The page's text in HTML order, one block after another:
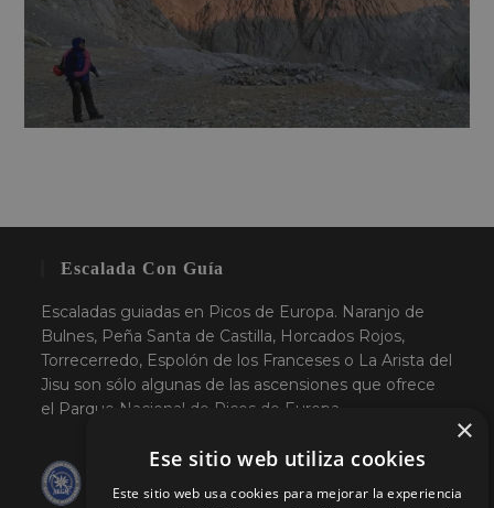
Escalada Con Guía
Escaladas guiadas en Picos de Europa. Naranjo de
Bulnes, Peña Santa de Castilla, Horcados Rojos,
Torrecerredo, Espolón de los Franceses o La Arista del
Jisu son sólo algunas de las ascensiones que ofrece
el Parque Nacional de Picos de Europa.
×
Ese sitio web utiliza cookies
Este sitio web usa cookies para mejorar la experiencia